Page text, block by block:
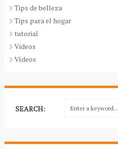
Tips de belleza
Tips para el hogar
tutorial
Videos
Vídeos
SEARCH: